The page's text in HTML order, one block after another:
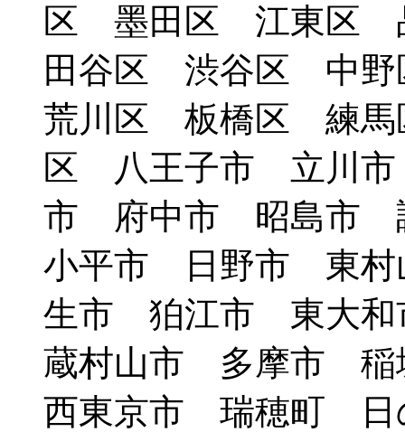
区 墨田区 江東区
田谷区 渋谷区 中
荒川区 板橋区 練
区 八王子市 立川
市 府中市 昭島市
小平市 日野市 東
生市 狛江市 東大
蔵村山市 多摩市
西東京市 瑞穂町